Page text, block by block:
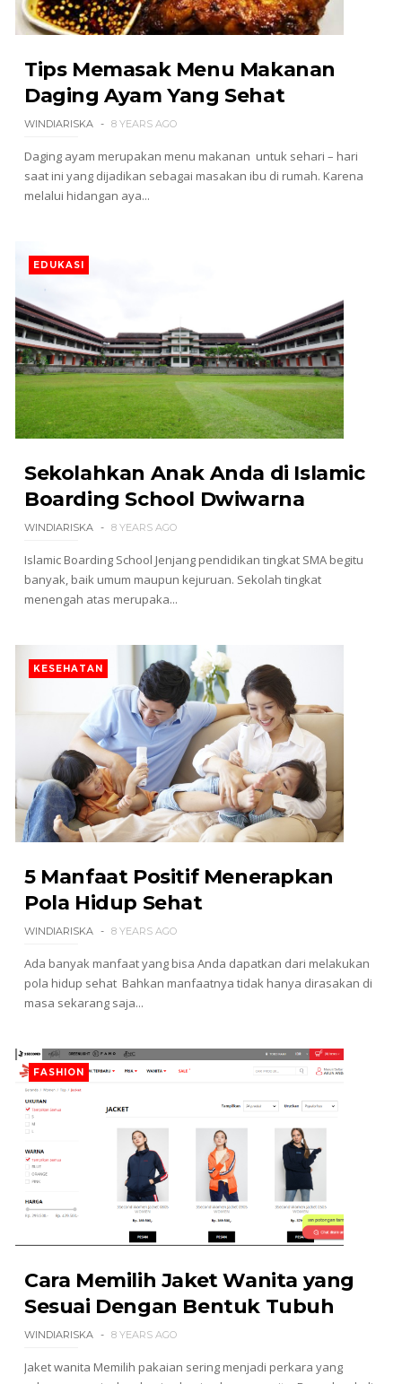
Tips Memasak Menu Makanan
Daging Ayam Yang Sehat
WINDIARISKA 8 YEARS AGO
Daging ayam merupakan menu makanan untuk sehari – hari
saat ini yang dijadikan sebagai masakan ibu di rumah. Karena
melalui hidangan aya...
EDUKASI
Sekolahkan Anak Anda di Islamic
Boarding School Dwiwarna
WINDIARISKA 8 YEARS AGO
Islamic Boarding School Jenjang pendidikan tingkat SMA begitu
banyak, baik umum maupun kejuruan. Sekolah tingkat
menengah atas merupaka...
KESEHATAN
5 Manfaat Positif Menerapkan
Pola Hidup Sehat
WINDIARISKA 8 YEARS AGO
Ada banyak manfaat yang bisa Anda dapatkan dari melakukan
pola hidup sehat Bahkan manfaatnya tidak hanya dirasakan di
masa sekarang saja...
FASHION
Cara Memilih Jaket Wanita yang
Sesuai Dengan Bentuk Tubuh
WINDIARISKA 8 YEARS AGO
Jaket wanita Memilih pakaian sering menjadi perkara yang